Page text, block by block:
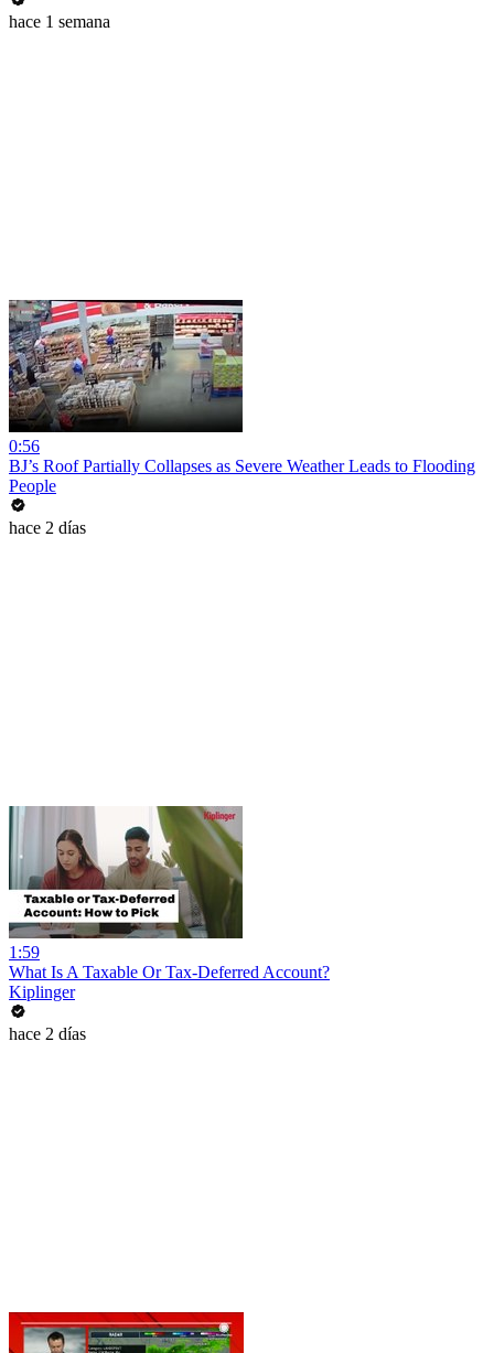
hace 1 semana
0:56
BJ’s Roof Partially Collapses as Severe Weather Leads to Flooding
People
hace 2 días
1:59
What Is A Taxable Or Tax-Deferred Account?
Kiplinger
hace 2 días